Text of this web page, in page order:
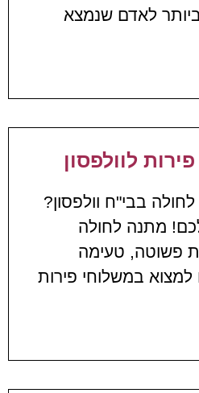
לאדם שנמצא
לוולפסון
בבי"ח וולפסון?
מתנה לחולה
פשוטה, טעימה
למצוא במשלוחי פירות